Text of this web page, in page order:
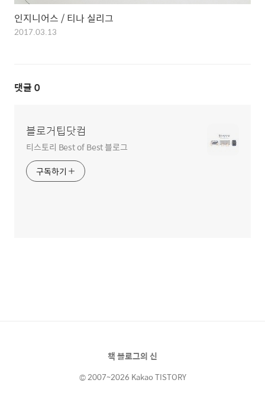
인지니어스 / 티나 실리그
2017.03.13
댓글 0
블로거팁닷컴
티스토리 Best of Best 블로그
구독하기
책 블로그의 신
© 2007~2026 Kakao TISTORY